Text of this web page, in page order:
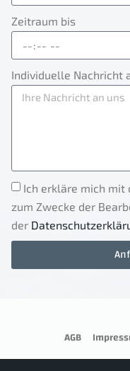
Zeitraum bis
Individuelle Nachricht
Ich erkläre mich mit
zum Zwecke der
der
AGB